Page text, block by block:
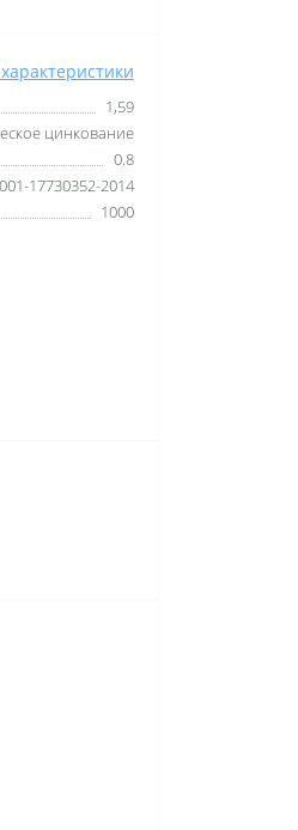
1,59
цинкование
0.8
17730352-2014
1000